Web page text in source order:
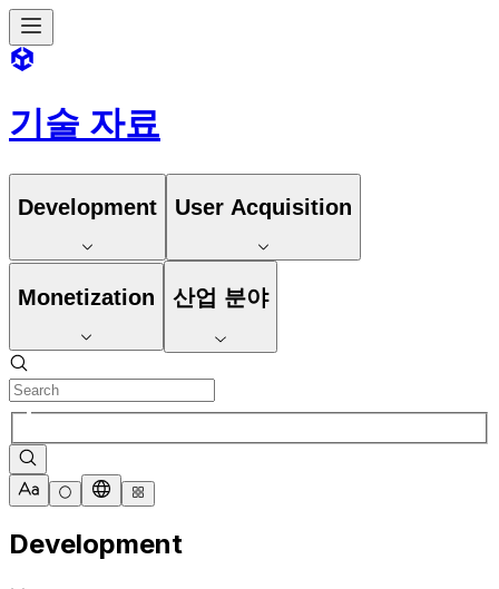
기술 자료
Development User Acquisition
Monetization 산업 분야
Development